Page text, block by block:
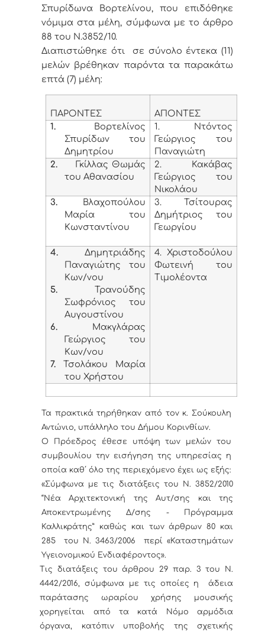
Σπυρίδωνα Βορτελίνου, που επιδόθηκε
νόμιμα στα μέλη, σύμφωνα με το άρθρο
88 του Ν.3852/10.
Διαπιστώθηκε ότι σε σύνολο έντεκα (11)
μελών βρέθηκαν παρόντα τα παρακάτω
επτά (7) μέλη:
ΠΑΡΟΝΤΕΣ
ΑΠΟΝΤΕΣ
1.
Βορτελίνος
Σπυρίδων του
Δημητρίου
1. Ντόντος
Γεώργιος του
Παναγιώτη
2.
Γκίλλας Θωμάς
του Αθανασίου
2. Κακάβας
Γεώργιος του
Νικολάου
3.
Βλαχοπούλου
Μαρία του
Κωνσταντίνου
3. Τσίτουρας
Δημήτριος του
Γεωργίου
4. Δημητριάδης
Παναγιώτης του
Κων/νου
5. Τρανούδης
Σωφρόνιος του
Αυγουστίνου
6. Μακγλάρας
Γεώργιος του
Κων/νου
7. Τσολάκου Μαρία
του Χρήστου
4. Χριστοδούλου
Φωτεινή του
Τιμολέοντα
Τα πρακτικά τηρήθηκαν από τον κ. Σούκουλη
Αντώνιο, υπάλληλο του Δήμου Κορινθίων.
Ο Πρόεδρος έθεσε υπόψη των μελών του
συμβουλίου την εισήγηση της υπηρεσίας η
οποία καθ΄ όλο της περιεχόμενο έχει ως εξής:
«Σύμφωνα με τις διατάξεις του Ν. 3852/2010
“Νέα Αρχιτεκτονική της Αυτ/σης και της
Αποκεντρωμένης Δ/σης - Πρόγραμμα
Καλλικράτης” καθώς και των άρθρων 80 και
285 του Ν. 3463/2006 περί «Καταστημάτων
Υγειονομικού Ενδιαφέροντος».
Τις διατάξεις του άρθρου 29 παρ. 3 του Ν.
4442/2016, σύμφωνα με τις οποίες η άδεια
παράτασης ωραρίου χρήσης μουσικής
χορηγείται από τα κατά Νόμο αρμόδια
όργανα, κατόπιν υποβολής της σχετικής